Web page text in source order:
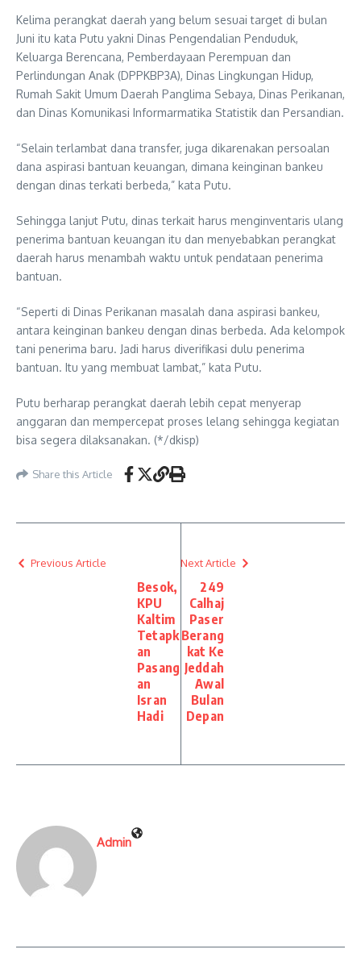
Kelima perangkat daerah yang belum sesuai target di bulan
Juni itu kata Putu yakni Dinas Pengendalian Penduduk,
Keluarga Berencana, Pemberdayaan Perempuan dan
Perlindungan Anak (DPPKBP3A), Dinas Lingkungan Hidup,
Rumah Sakit Umum Daerah Panglima Sebaya, Dinas Perikanan,
dan Dinas Komunikasi Informarmatika Statistik dan Persandian.
“Selain terlambat dana transfer, juga dikarenakan persoalan
dana aspirasi bantuan keuangan, dimana keinginan bankeu
dengan dinas terkati berbeda,” kata Putu.
Sehingga lanjut Putu, dinas terkait harus menginventaris ulang
penerima bantuan keuangan itu dan menyebabkan perangkat
daerah harus menambah waktu untuk pendataan penerima
bantuan.
“Seperti di Dinas Perikanan masalah dana aspirasi bankeu,
antara keinginan bankeu dengan dinas berbeda. Ada kelompok
tani penerima baru. Jadi harus diverifikasi dulu penerima
bantuan. Itu yang membuat lambat,” kata Putu.
Putu berharap perangkat daerah lebih cepat menyerap
anggaran dan mempercepat proses lelang sehingga kegiatan
bisa segera dilaksanakan. (*/dkisp)
Share this Article
Previous Article
Besok,
KPU
Kaltim
Tetapk
an
Pasang
an
Isran
Hadi
Next Article
249
Calhaj
Paser
Berang
kat Ke
Jeddah
Awal
Bulan
Depan
Admin